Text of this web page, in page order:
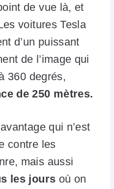
de vue là, et
voitures Tesla
d’un puissant
de l’image qui
360 degrés,
de 250 mètres.
qui n’est
contre les
mais aussi
les jours où on